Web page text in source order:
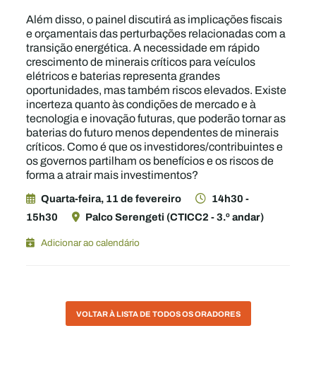
Além disso, o painel discutirá as implicações fiscais
e orçamentais das perturbações relacionadas com a
transição energética. A necessidade em rápido
crescimento de minerais críticos para veículos
elétricos e baterias representa grandes
oportunidades, mas também riscos elevados. Existe
incerteza quanto às condições de mercado e à
tecnologia e inovação futuras, que poderão tornar as
baterias do futuro menos dependentes de minerais
críticos. Como é que os investidores/contribuintes e
os governos partilham os benefícios e os riscos de
forma a atrair mais investimentos?
Quarta-feira, 11 de fevereiro
14h30 -
15h30
Palco Serengeti (CTICC2 - 3.º andar)
Adicionar ao calendário
VOLTAR À LISTA DE TODOS OS ORADORES